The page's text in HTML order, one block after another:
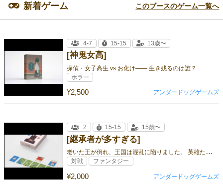
新着ゲーム このブースのゲーム一覧へ
[神鬼女高]
探偵・女子高生 vs お化け—— 生き残るのは誰？
¥2,500
4-7 15-15 13歳〜
ホラー
アンダードッグゲームズ
[継承者が多すぎる]
老
いた王が倒れ、王国は混乱に陥りました。 英雄たちを集めて、王国の秩序を取り戻してください。 真の継承者は、あなたです。
¥2,000
2 15-15 15歳〜
対戦 ファンタジー
アンダードッグゲームズ